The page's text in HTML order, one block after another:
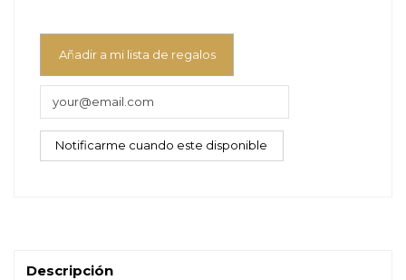
Añadir a mi lista de regalos
Descripción